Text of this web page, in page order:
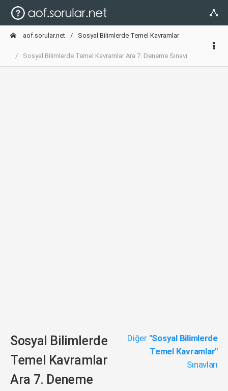
aof.sorular.net Sosyal Bilimlerde Temel Kavramlar
Sosyal Bilimlerde Temel Kavramlar Ara 7. Deneme Sınavı
Sosyal Bilimlerde
Temel Kavramlar
Ara 7. Deneme
Diğer "Sosyal Bilimlerde
Temel Kavramlar"
Sınavları